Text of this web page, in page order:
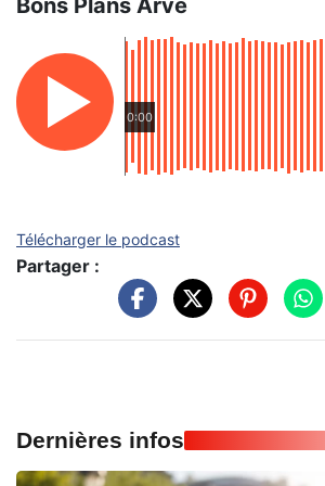
Bons Plans Arve
0:00
Télécharger le podcast
Partager :
Dernières infos